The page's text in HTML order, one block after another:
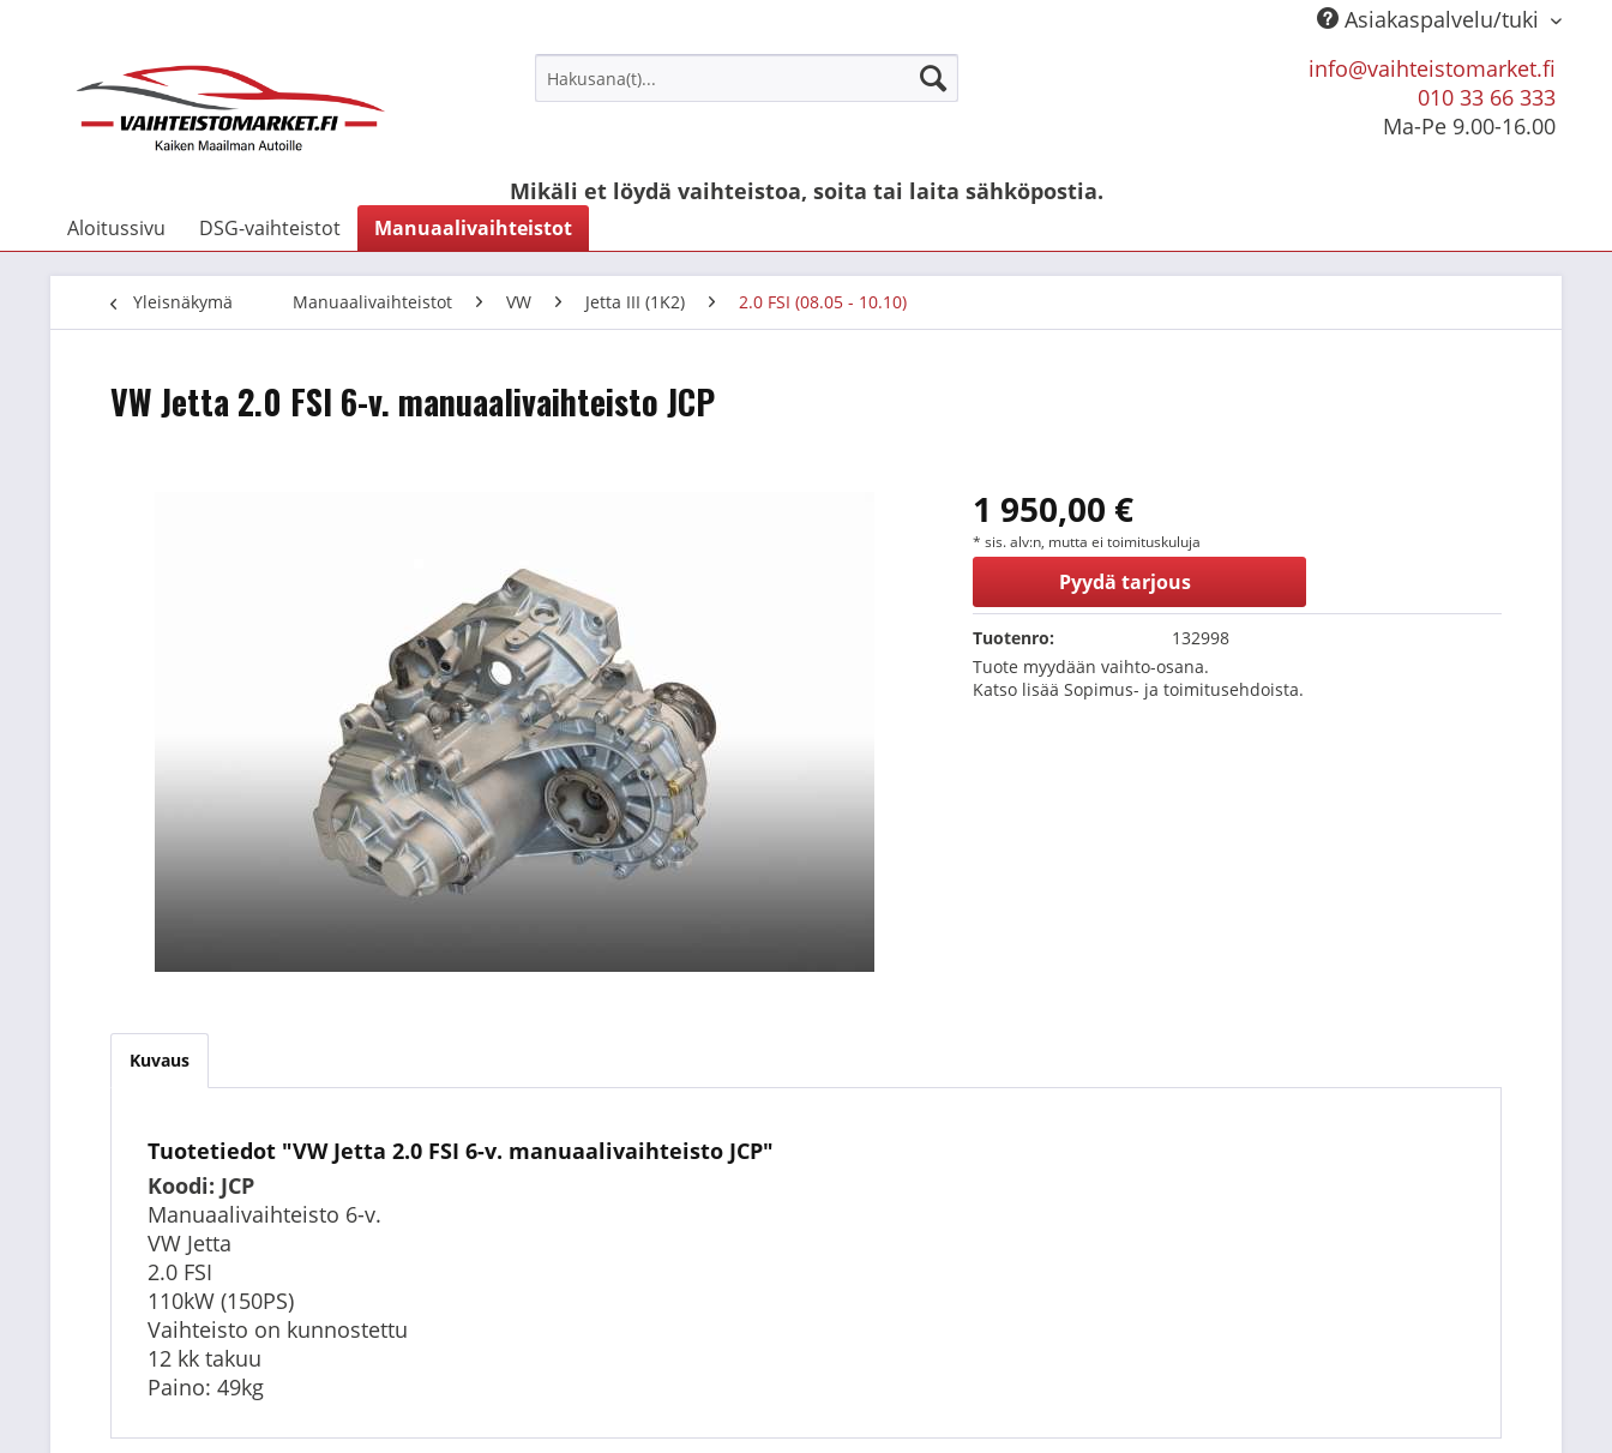
Asiakaspalvelu/tuki
info@vaihteistomarket.fi
010 33 66 333
Ma-Pe 9.00-16.00
Mikäli et löydä vaihteistoa, soita tai laita sähköpostia.
Aloitussivu DSG-vaihteistot Manuaalivaihteistot
Yleisnäkymä Manuaalivaihteistot VW Jetta III (1K2) 2.0 FSI (08.05 - 10.10)
VW Jetta 2.0 FSI 6-v. manuaalivaihteisto JCP
1 950,00 €
* sis. alv:n, mutta ei toimituskuluja
Pyydä tarjous
Tuotenro:
132998
Tuote myydään vaihto-osana.
Katso lisää Sopimus- ja toimitusehdoista.
Kuvaus
Tuotetiedot "VW Jetta 2.0 FSI 6-v. manuaalivaihteisto JCP"
Koodi: JCP
Manuaalivaihteisto 6-v.
VW Jetta
2.0 FSI
110kW (150PS)
Vaihteisto on kunnostettu
12 kk takuu
Paino: 49kg